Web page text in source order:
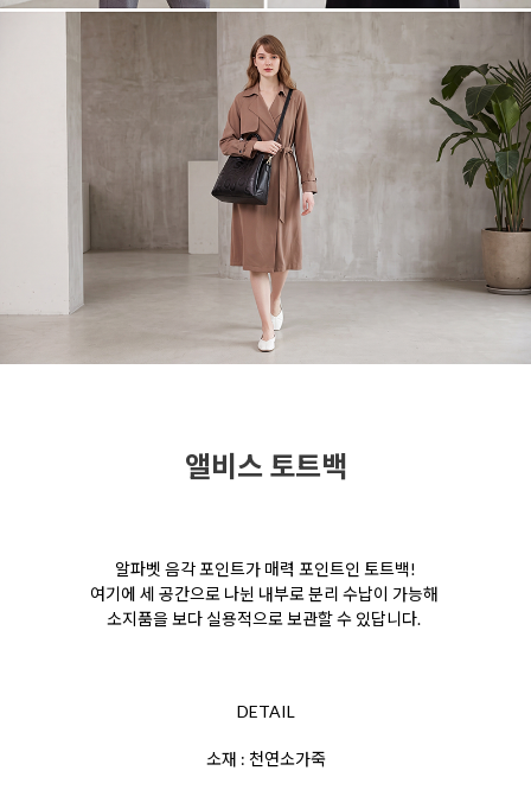
앨비스 토트백
알파벳 음각 포인트가 매력 포인트인 토트백!
여기에 세 공간으로 나뉜 내부로 분리 수납이 가능해
소지품을보다 실용적으로 보관할 수 있답니다.
DETAIL
소재 : 천연소가죽